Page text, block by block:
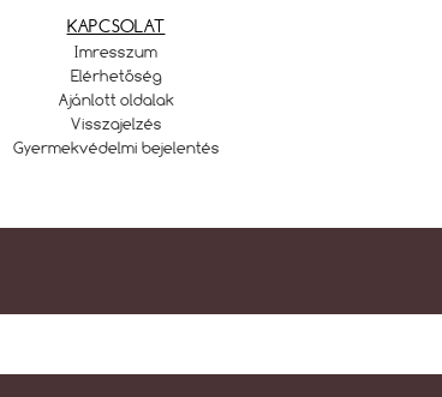
KAPCSOLAT
Imresszum
Elérhetőség
Ajánlott oldalak
Visszajelzés
Gyermekvédelmi bejelentés